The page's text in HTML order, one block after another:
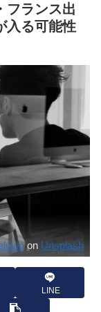
フランス出
入る可能性
on Unsplash
LINE